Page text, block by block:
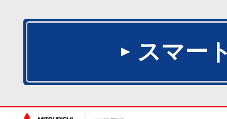
スマー